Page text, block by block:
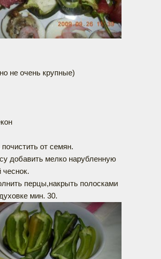
не очень крупные)
от семян.
добавить мелко нарубленную
перцы,накрыть полосками
мин. 30.